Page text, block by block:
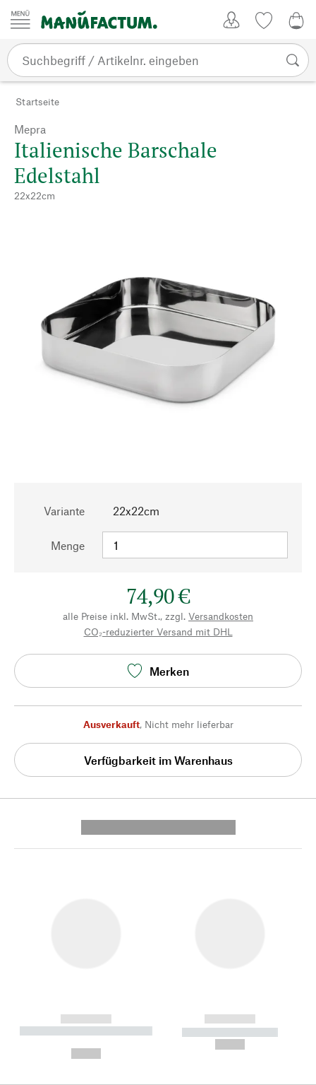
Zum Inhalt springen
Startseite
Mepra
Italienische Barschale
Edelstahl
22x22cm
Variante 22x22cm
Menge
74,90 €
alle Preise inkl. MwSt., zzgl. Versandkosten
CO₂-reduzierter Versand mit DHL
Merken
Ausverkauft, Nicht mehr lieferbar
Verfügbarkeit im Warenhaus
------------
----------- ----------- --------
------------
----------- -----------